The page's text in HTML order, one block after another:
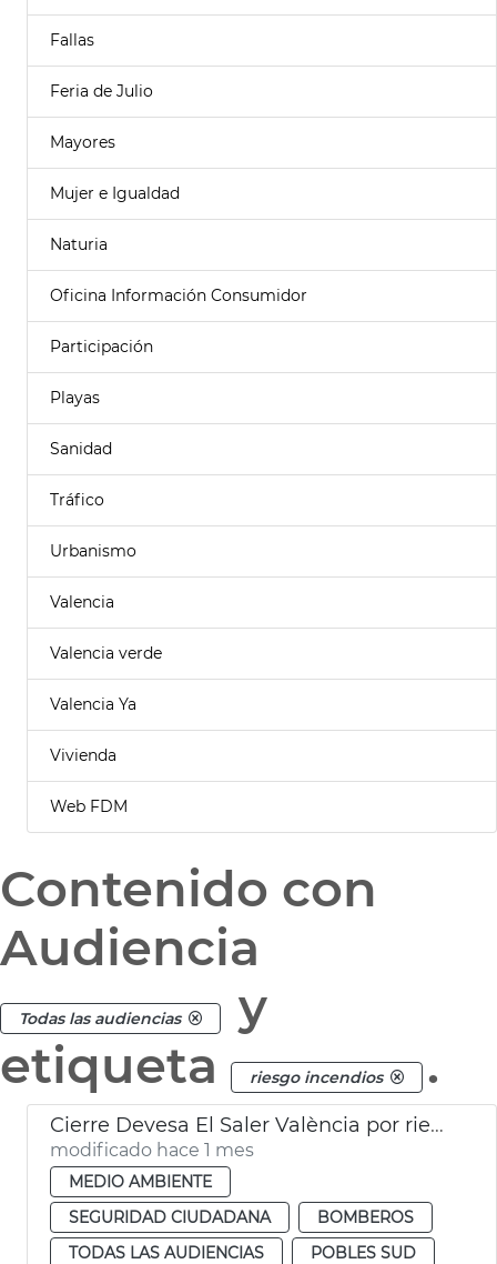
Fallas
Feria de Julio
Mayores
Mujer e Igualdad
Naturia
Oficina Información Consumidor
Participación
Playas
Sanidad
Tráfico
Urbanismo
Valencia
Valencia verde
Valencia Ya
Vivienda
Web FDM
Contenido con
Audiencia
Todas las audiencias
y
etiqueta
riesgo incendios .
Cierre Devesa El Saler València por riesgo incendios
modificado hace 1 mes
MEDIO AMBIENTE
SEGURIDAD CIUDADANA
BOMBEROS
TODAS LAS AUDIENCIAS
POBLES SUD